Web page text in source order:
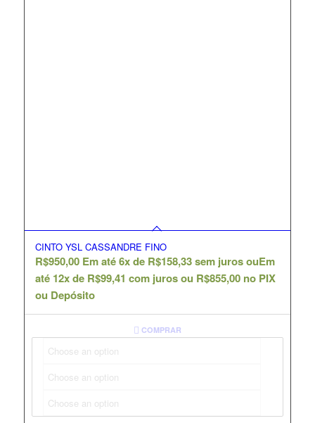
CINTO YSL CASSANDRE FINO
R$950,00 Em até 6x de R$158,33sem juros ouEm
até 12x de R$99,41 com juros ou R$855,00 no PIX
ou Depósito
COMPRAR